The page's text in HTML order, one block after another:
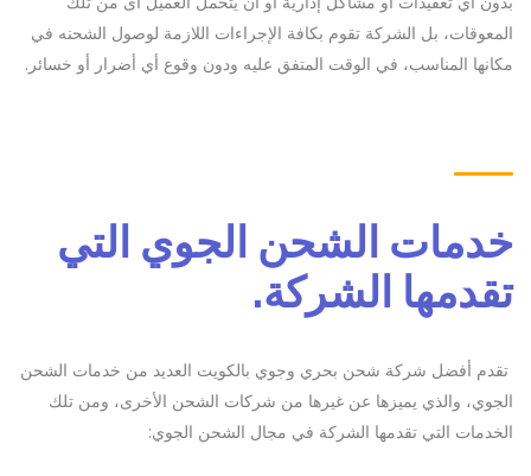
المعوقات، بل الشركة تقوم بكافة الإجراءات اللازمة لوصول الشحنه في
مكانها المناسب، في الوقت المتفق عليه ودون وقوع أي أضرار أو خسائر.
خدمات الشحن الجوي التي
تقدمها الشركة.
تقدم أفضل شركة شحن بحري وجوي بالكويت العديد من خدمات الشحن
الجوي، والذي يميزها عن غيرها من شركات الشحن الأخرى، ومن تلك
الخدمات التي تقدمها الشركة في مجال الشحن الجوي: